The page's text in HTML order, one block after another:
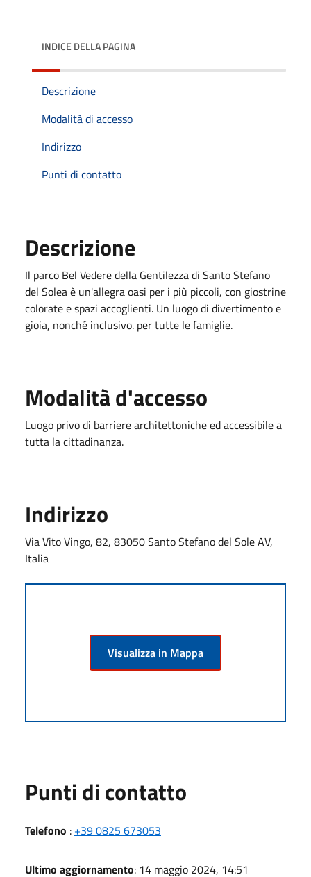
INDICE DELLA PAGINA
Descrizione
Modalità di accesso
Indirizzo
Punti di contatto
Descrizione
Il parco Bel Vedere della Gentilezza di Santo Stefano
del Solea è un'allegra oasi per i più piccoli, con giostrine
colorate e spazi accoglienti. Un luogo di divertimento e
gioia, nonché inclusivo. per tutte le famiglie.
Modalità d'accesso
Luogo privo di barriere architettoniche ed accessibile a
tutta la cittadinanza.
Indirizzo
Via Vito Vingo, 82, 83050 Santo Stefano del Sole AV,
Italia
Visualizza in Mappa
Punti di contatto
Telefono : +39 0825 673053
Ultimo aggiornamento: 14 maggio 2024, 14:51